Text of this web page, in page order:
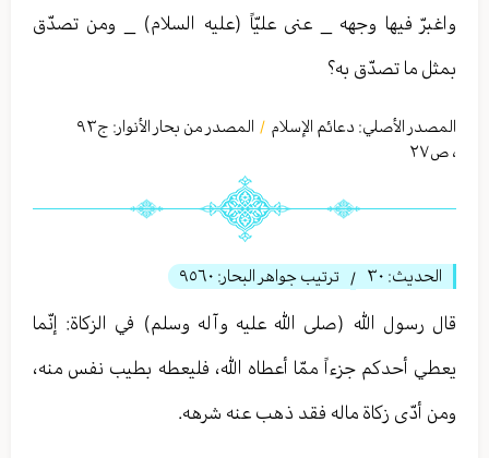
واغبرّ فيها وجهه _ عنى عليّاً (عليه السلام) _ ومن تصدّق
بمثل ما تصدّق به؟
المصدر الأصلي: دعائم الإسلام / المصدر من بحار الأنوار: ج٩٣
، ص٢٧
الحديث: ٣٠ / ترتيب جواهر البحار: ٩٥٦٠
قال رسول الله (صلى الله عليه وآله وسلم) في الزكاة: إنّما
يعطي أحدكم جزءاً ممّا أعطاه الله، فليعطه بطيب نفس منه،
ومن أدّى زكاة ماله فقد ذهب عنه شرهه.